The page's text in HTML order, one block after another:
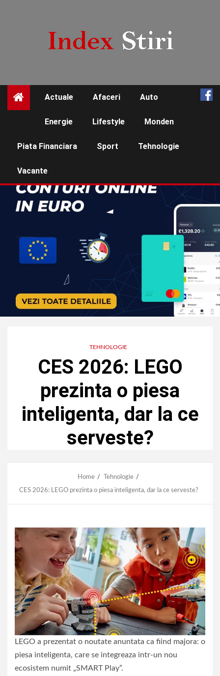
Actuale Afaceri Auto
Energie Lifestyle Monden
Piata Financiara Sport Tehnologie
Vacante
TEHNOLOGIE
CES 2026: LEGO
prezinta o piesa
inteligenta, dar la ce
serveste?
Home Tehnologie
CES 2026: LEGO prezinta o piesa inteligenta, dar la ce serveste?
LEGO a prezentat o noutate anuntata ca fiind majora: o
piesa inteligenta, care se integreaza intr-un nou
ecosistem numit „SMART Play”.